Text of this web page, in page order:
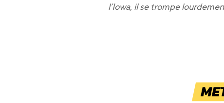
l’Iowa, il se trompe